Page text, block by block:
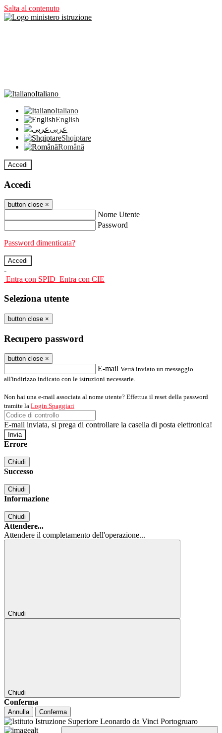
Salta al contenuto
Italiano
Italiano
English
عربى
Shqiptare
Română
Accedi
Accedi
button close ×
Nome Utente
Password
Password dimenticata?
-
Entra con SPID Entra con CIE
Seleziona utente
button close ×
Recupero password
button close ×
E-mail Verrà inviato un messaggio
all'indirizzo indicato con le istruzioni necessarie.
Non hai una e-mail associata al nome utente? Effettua il reset della password
tramite la Login Spaggiari
E-mail inviata, si prega di controllare la casella di posta elettronica!
Errore
Chiudi
Successo
Chiudi
Informazione
Chiudi
Attendere...
Attendere il completamento dell'operazione...
Chiudi
Chiudi
Conferma
Annulla Conferma